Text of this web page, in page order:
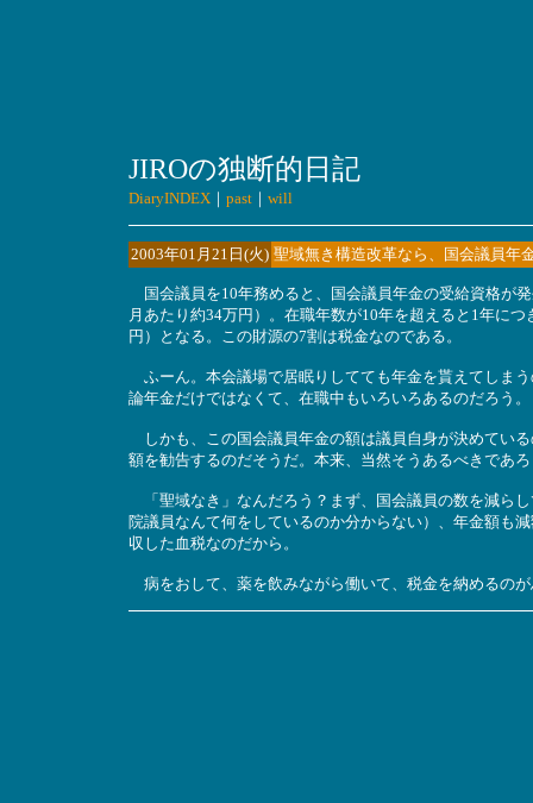
JIROの独断的日記
DiaryINDEX｜ past｜ will
2003年01月21日(火) 聖域無き構造改革なら、国会議員年
国会議員を10年務めると、国会議員年金の受給資格が
月あたり約34万円）。在職年数が10年を超えると1年に
円）となる。この財源の7割は税金なのである。
ふーん。本会議場で居眠りしてても年金を貰えてしま
論年金だけではなくて、在職中もいろいろあるのだろう。
しかも、この国会議員年金の額は議員自身が決めてい
額を勧告するのだそうだ。本来、当然そうあるべきであ
「聖域なき」なんだろう？まず、国会議員の数を減ら
院議員なんて何をしているのか分からない）、年金額も
収した血税なのだから。
病をおして、薬を飲みながら働いて、税金を納めるの